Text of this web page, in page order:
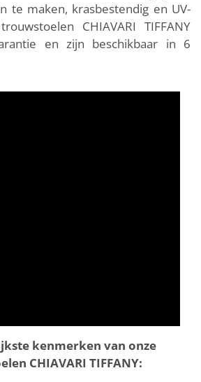
te maken, krasbestendig en UV-
CHIAVARI TIFFANY
en zijn beschikbaar in 6
kenmerken van onze
CHIAVARI TIFFANY: